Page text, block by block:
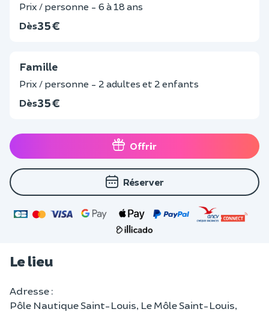
Prix / personne - 6 à 18 ans
Dès35 €
Famille
Prix / personne - 2 adultes et 2 enfants
Dès35 €
Offrir
Réserver
Le lieu
Adresse :
Pôle Nautique Saint-Louis, Le Môle Saint-Louis,